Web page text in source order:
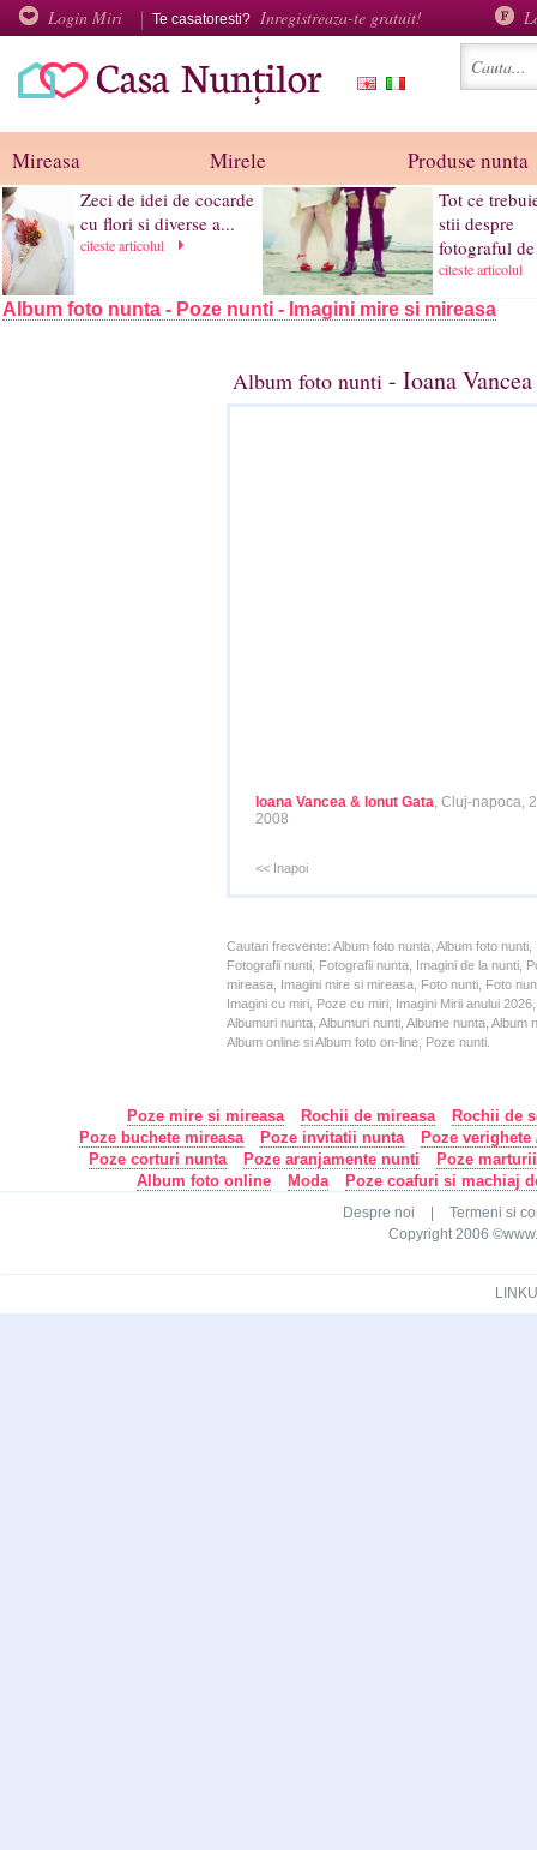
Login Miri Te casatoresti? Inregistreaza-te gratuit!
Mireasa Mirele Produse nunta
Zeci de idei de cocarde
cu flori si diverse a...
citeste articolul
Tot ce
stii despre
fotograful
citeste articolul
Album foto nunta - Poze nunti - Imagini mire si mireasa
Album foto nunti - Ioana
Ioana Vancea & Ionut Gata, Cluj-napoca,
2008
<< Inapoi
Cautari frecvente: Album foto nunta, Album foto
Fotografii nunti, Fotografii nunta, Imagini de la nunti,
mireasa, Imagini mire si mireasa, Foto nunti, Foto
Imagini cu miri, Poze cu miri, Imagini Mirii anului
Albumuri nunta, Albumuri nunti, Albume nunta,
Album online si Album foto on-line, Poze nunti.
Poze mire si mireasa Rochii de mireasa
Rochii de
Poze buchete mireasa
Poze invitatii nunta
Poze
Poze corturi nunta
Poze aranjamente nunti
Poze
Album foto online
Moda Poze coafuri si machiaj
Despre noi
Termeni si
Copyright 2006